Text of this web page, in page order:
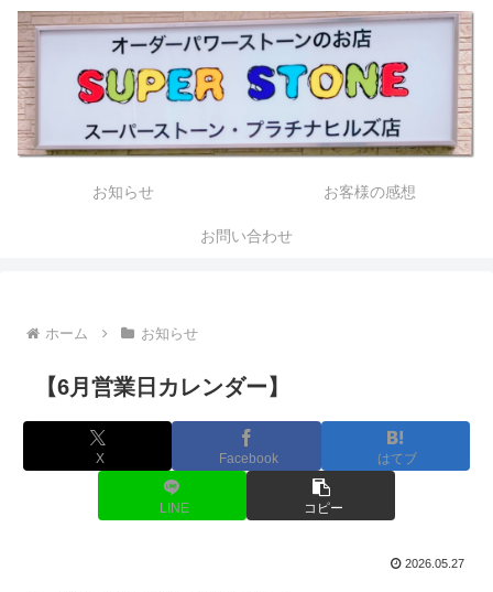
お知らせ お客様の感想
お問い合わせ
ホーム お知らせ
【6月営業日カレンダー】
X Facebook はてブ
LINE コピー
2026.05.27